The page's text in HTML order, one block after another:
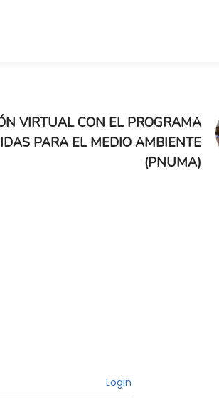
VIRTUAL CON EL PROGRAMA
PARA EL MEDIO AMBIENTE
(PNUMA)
Login